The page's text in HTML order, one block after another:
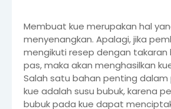
Membuat kue merupakan hal
menyenangkan. Apalagi, jika
mengikuti resep dengan takaran
pas, maka akan menghasilkan
Salah satu bahan penting
kue adalah susu bubuk, karena
bubuk pada kue dapat